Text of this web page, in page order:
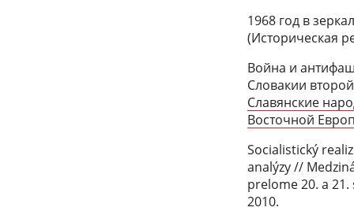
1968 год в
(Историческая
Война и
Словакии
Славянские
Восточной
Socialistický
analýzy //
prelome 20. a
2010.